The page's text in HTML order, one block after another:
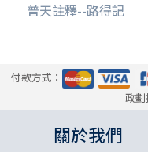
普天註釋--路得記
付款方式：
政
關於我們